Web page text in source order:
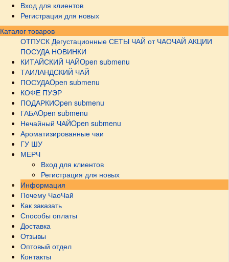
Вход для клиентов
Регистрация для новых
Каталог товаров
ОТПУСК Дегустационные СЕТЫ ЧАЙ от ЧАОЧАЙ АКЦИИ
ПОСУДА НОВИНКИ
КИТАЙСКИЙ ЧАЙOpen submenu
ТАИЛАНДСКИЙ ЧАЙ
ПОСУДАOpen submenu
КОФЕ ПУЭР
ПОДАРКИOpen submenu
ГАБАOpen submenu
Нечайный ЧАЙOpen submenu
Ароматизированные чаи
ГУ ШУ
МЕРЧ
Вход для клиентов
Регистрация для новых
Информация
Почему ЧаоЧай
Как заказать
Способы оплаты
Доставка
Отзывы
Оптовый отдел
Контакты